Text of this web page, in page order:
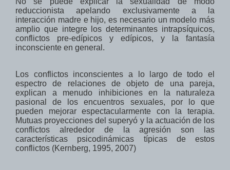
reduccionista apelando exclusivamente a la
interacción madre e hijo, es necesario un modelo más
amplio que integre los determinantes intrapsíquicos,
conflictos
pre-edípicos y edípicos, y la fantasía
inconsciente en general.
Los conflictos inconscientes a lo largo de todo el
espectro
de relaciones de objeto
de una pareja,
explican a menudo inhibiciones en la naturaleza
pasional de los encuentros sexuales, por lo que
pueden mejorar espectacularmente con la terapia.
Mutuas proyecciones del superyó y la actuación de los
conflictos
alrededor de la agresión son
las
características
psicodinámicas típicas
de estos
conflictos (Kernberg, 1995, 2007)